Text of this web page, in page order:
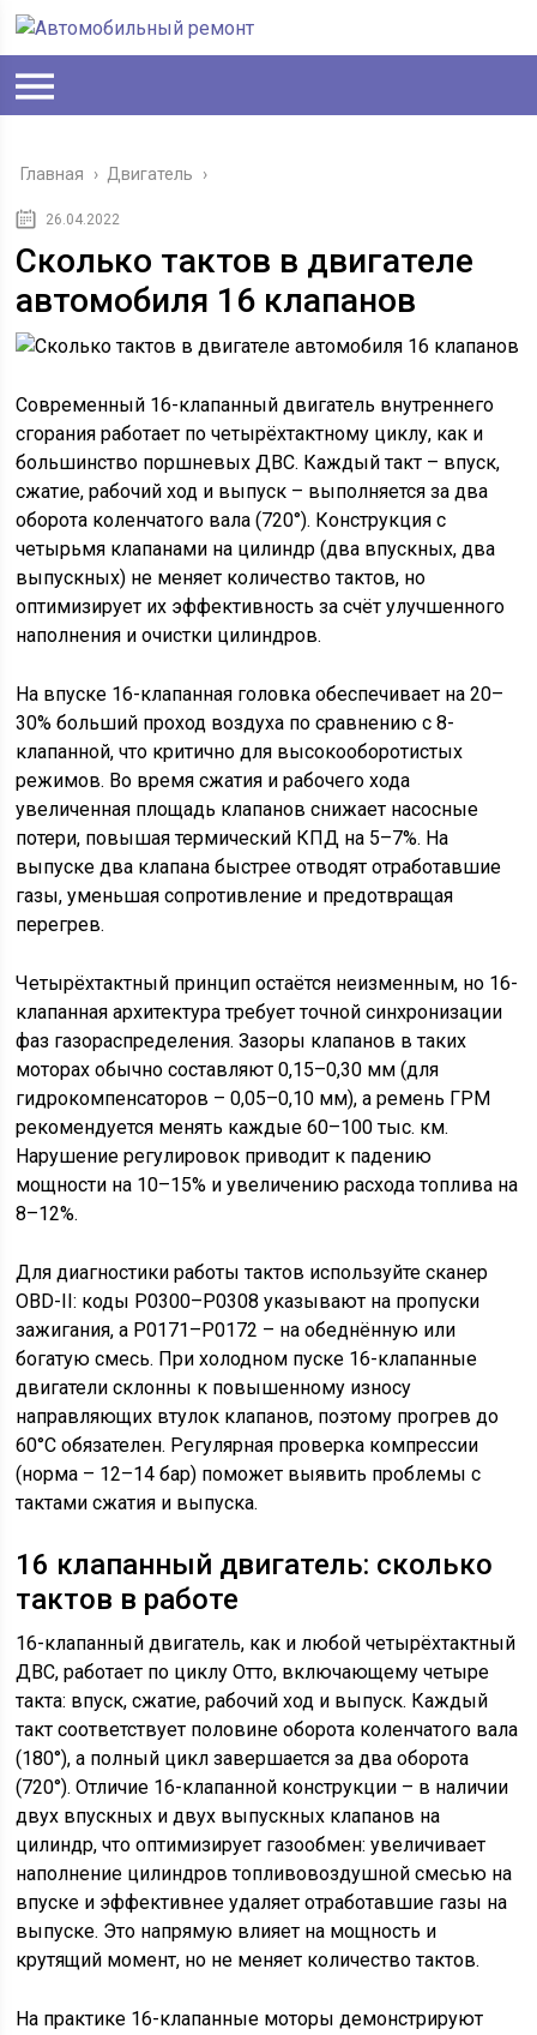
Главная › Двигатель ›
26.04.2022
Сколько тактов в двигателе
автомобиля 16 клапанов
Современный 16-клапанный двигатель внутреннего
сгорания работает по четырёхтактному циклу, как и
большинство поршневых ДВС. Каждый такт – впуск,
сжатие, рабочий ход и выпуск – выполняется за два
оборота коленчатого вала (720°). Конструкция с
четырьмя клапанами на цилиндр (два впускных, два
выпускных) не меняет количество тактов, но
оптимизирует их эффективность за счёт улучшенного
наполнения и очистки цилиндров.
На впуске 16-клапанная головка обеспечивает на 20–
30% больший проход воздуха по сравнению с 8-
клапанной, что критично для высокооборотистых
режимов. Во время сжатия и рабочего хода
увеличенная площадь клапанов снижает насосные
потери, повышая термический КПД на 5–7%. На
выпуске два клапана быстрее отводят отработавшие
газы, уменьшая сопротивление и предотвращая
перегрев.
Четырёхтактный принцип остаётся неизменным, но 16-
клапанная архитектура требует точной синхронизации
фаз газораспределения. Зазоры клапанов в таких
моторах обычно составляют 0,15–0,30 мм (для
гидрокомпенсаторов – 0,05–0,10 мм), а ремень ГРМ
рекомендуется менять каждые 60–100 тыс. км.
Нарушение регулировок приводит к падению
мощности на 10–15% и увеличению расхода топлива на
8–12%.
Для диагностики работы тактов используйте сканер
OBD-II: коды P0300–P0308 указывают на пропуски
зажигания, а P0171–P0172 – на обеднённую или
богатую смесь. При холодном пуске 16-клапанные
двигатели склонны к повышенному износу
направляющих втулок клапанов, поэтому прогрев до
60°C обязателен. Регулярная проверка компрессии
(норма – 12–14 бар) поможет выявить проблемы с
тактами сжатия и выпуска.
16 клапанный двигатель: сколько
тактов в работе
16-клапанный двигатель, как и любой четырёхтактный
ДВС, работает по циклу Отто, включающему четыре
такта: впуск, сжатие, рабочий ход и выпуск. Каждый
такт соответствует половине оборота коленчатого вала
(180°), а полный цикл завершается за два оборота
(720°). Отличие 16-клапанной конструкции – в наличии
двух впускных и двух выпускных клапанов на
цилиндр, что оптимизирует газообмен: увеличивает
наполнение цилиндров топливовоздушной смесью на
впуске и эффективнее удаляет отработавшие газы на
выпуске. Это напрямую влияет на мощность и
крутящий момент, но не меняет количество тактов.
На практике 16-клапанные моторы демонстрируют